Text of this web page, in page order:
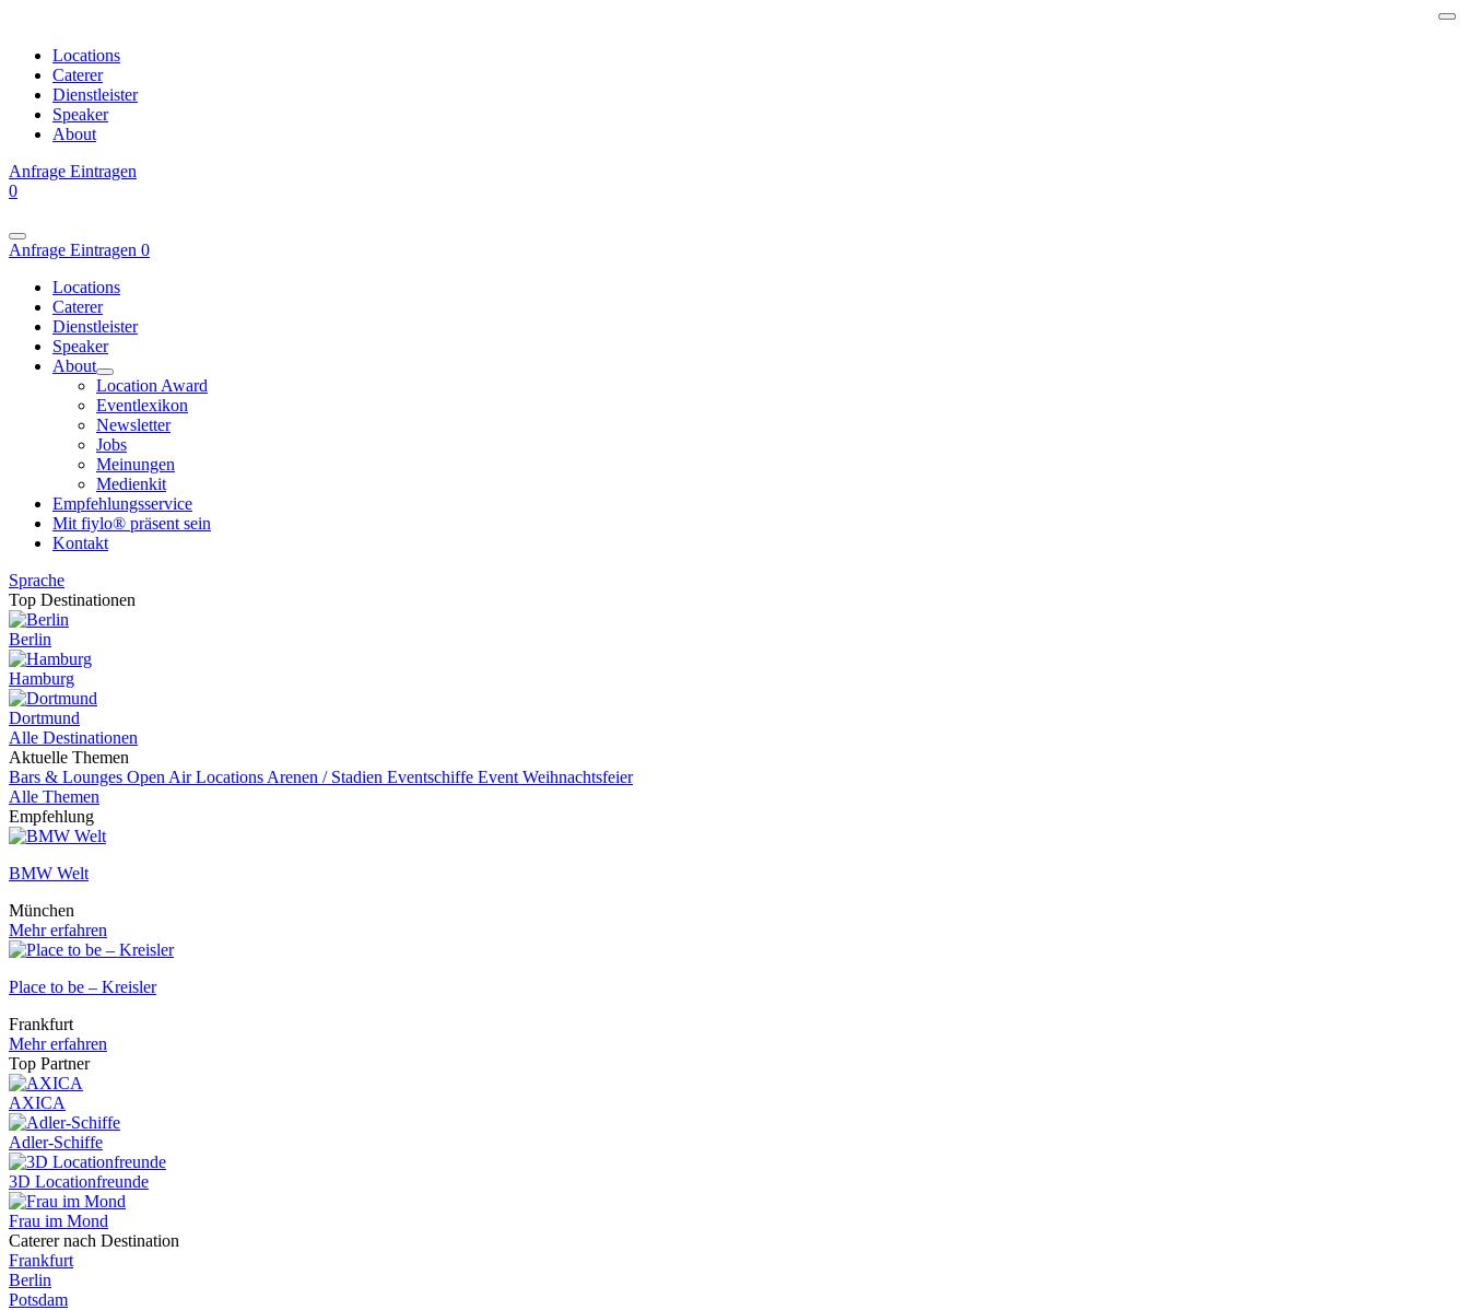
Locations
Caterer
Dienstleister
Speaker
About
Anfrage Eintragen
0
Anfrage Eintragen 0
Locations
Caterer
Dienstleister
Speaker
About
Location Award
Eventlexikon
Newsletter
Jobs
Meinungen
Medienkit
Empfehlungsservice
Mit fiylo® präsent sein
Kontakt
Sprache
Top Destinationen
Berlin
Hamburg
Dortmund
Alle Destinationen
Aktuelle Themen
Bars & Lounges Open Air Locations Arenen / Stadien Eventschiffe Event Weihnachtsfeier
Alle Themen
Empfehlung
BMW Welt
München
Mehr erfahren
Place to be – Kreisler
Frankfurt
Mehr erfahren
Top Partner
AXICA
Adler-Schiffe
3D Locationfreunde
Frau im Mond
Caterer nach Destination
Frankfurt
Berlin
Potsdam